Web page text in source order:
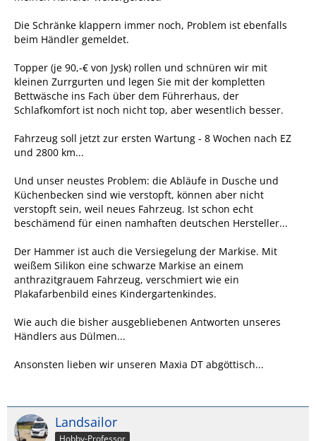
Die Schränke klappern immer noch, Problem ist ebenfalls
beim Händler gemeldet.
Topper (je 90,-€ von Jysk) rollen und schnüren wir mit
kleinen Zurrgurten und legen Sie mit der kompletten
Bettwäsche ins Fach über dem Führerhaus, der
Schlafkomfort ist noch nicht top, aber wesentlich besser.
Fahrzeug soll jetzt zur ersten Wartung - 8 Wochen nach EZ
und 2800 km...
Und unser neustes Problem: die Abläufe in Dusche und
Küchenbecken sind wie verstopft, können aber nicht
verstopft sein, weil neues Fahrzeug. Ist schon echt
beschämend für einen namhaften deutschen Hersteller...
Der Hammer ist auch die Versiegelung der Markise. Mit
weißem Silikon eine schwarze Markise an einem
anthrazitgrauem Fahrzeug, verschmiert wie ein
Plakafarbenbild eines Kindergartenkindes.
Wie auch die bisher ausgebliebenen Antworten unseres
Händlers aus Dülmen...
Ansonsten lieben wir unseren Maxia DT abgöttisch...
Landsailor
Hobby-Professor